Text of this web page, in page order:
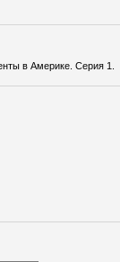
в Америке. Серия 1.